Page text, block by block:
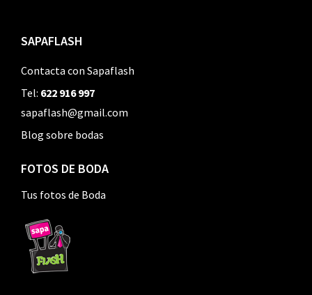
SAPAFLASH
Contacta con Sapaflash
Tel: 622 916 997
sapaflash@gmail.com
Blog sobre bodas
FOTOS DE BODA
Tus fotos de Boda